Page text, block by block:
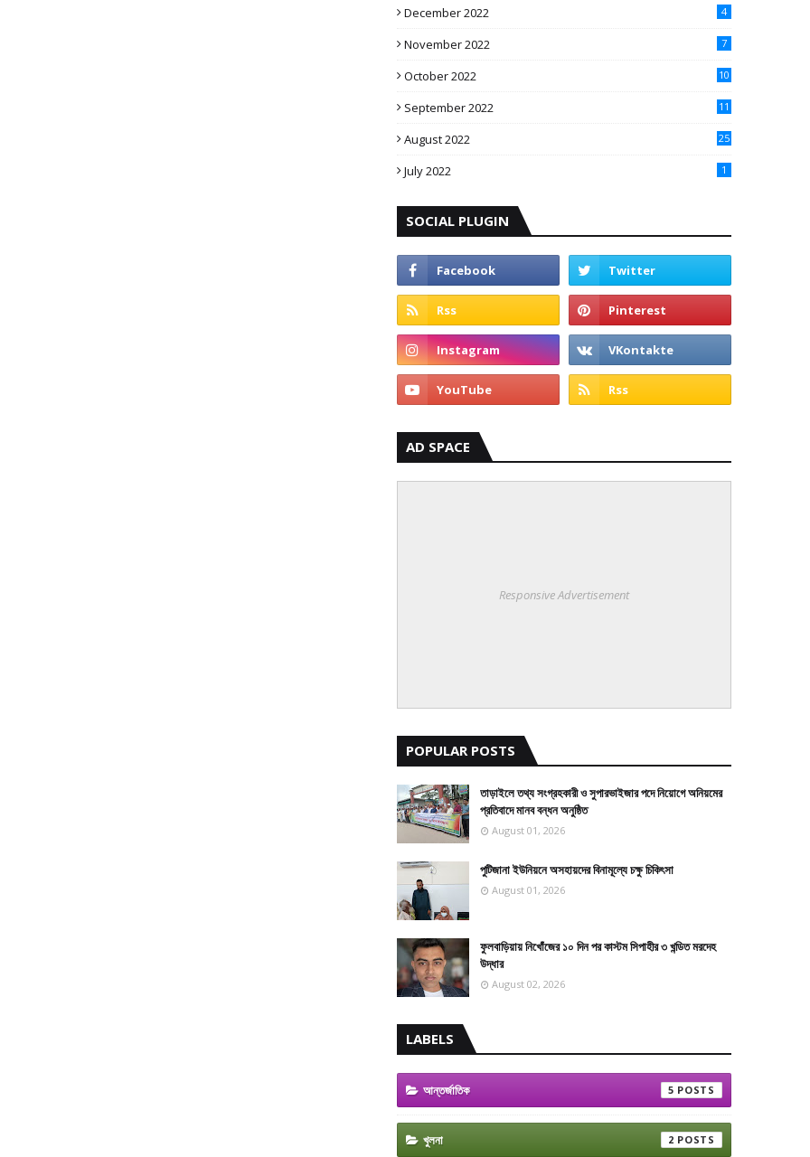
December 2022 4
November 2022 7
October 2022 10
September 2022 11
August 2022 25
July 2022 1
SOCIAL PLUGIN
AD SPACE
Responsive Advertisement
POPULAR POSTS
তাড়াইলে তথ্য সংগ্রহকারী ও সুপারভাইজার পদে নিয়োগে অনিয়মের
প্রতিবাদে মানব বন্ধন অনুষ্ঠিত
August 01, 2026
পুটিজানা ইউনিয়নে অসহায়দের বিনামূল্যে চক্ষু চিকিৎসা
August 01, 2026
ফুলবাড়িয়ায় নিখোঁজের ১০ দিন পর কাস্টম সিপাহীর ৩ খন্ডিত মরদেহ
উদ্ধার
August 02, 2026
LABELS
আন্তর্জাতিক 5
খুলনা 2